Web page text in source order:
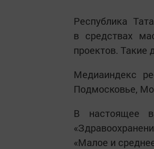
Республика
в средствах
проектов. Такие
Медиаиндекс
Подмосковье,
В настоящее
«Малое и